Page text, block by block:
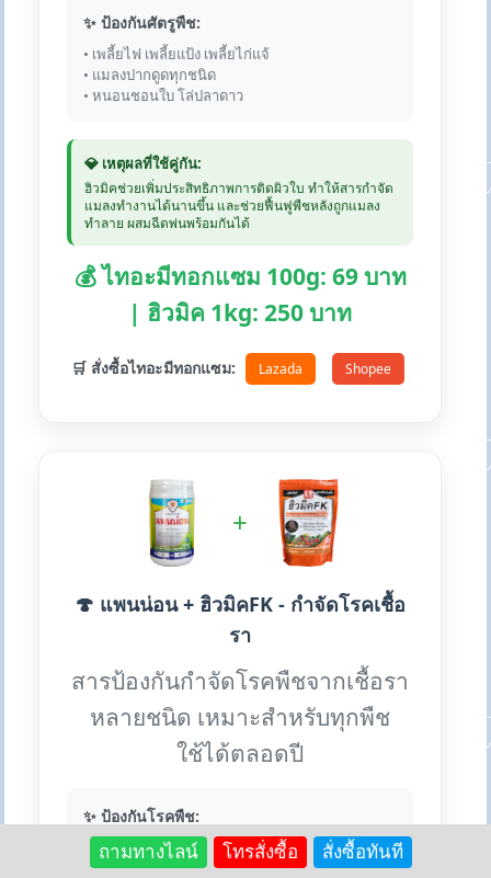
✨ ป้องกันศัตรูพืช:
• เพลี้ยไฟ เพลี้ยแป้ง เพลี้ยไก่แจ้
• แมลงปากดูดทุกชนิด
• หนอนชอนใบ โล่ปลาดาว
💎 เหตุผลที่ใช้คู่กัน:
ฮิวมิคช่วยเพิ่มประสิทธิภาพการติดผิวใบ ทำให้สารกำจัด
แมลงทำงานได้นานขึ้น และช่วยฟื้นฟูพืชหลังถูกแมลง
ทำลาย ผสมฉีดพ่นพร้อมกันได้
💰 ไทอะมีทอกแซม 100g: 69 บาท
| ฮิวมิค 1kg: 250 บาท
🛒 สั่งซื้อไทอะมีทอกแซม: Lazada Shopee
+
🍄 แพนน่อน + ฮิวมิคFK - กำจัดโรคเชื้อ
รา
สารป้องกันกำจัดโรคพืชจากเชื้อรา
หลายชนิด เหมาะสำหรับทุกพืช
ใช้ได้ตลอดปี
✨ ป้องกันโรคพืช:
• ใบไหม้ ใบจุด ใบติด กิ่งแห้ง
• ราน้ำค้าง ราสนิม ไปทอปธอร่า
ถามทางไลน์ โทรสั่งซื้อ สั่งซื้อทันที